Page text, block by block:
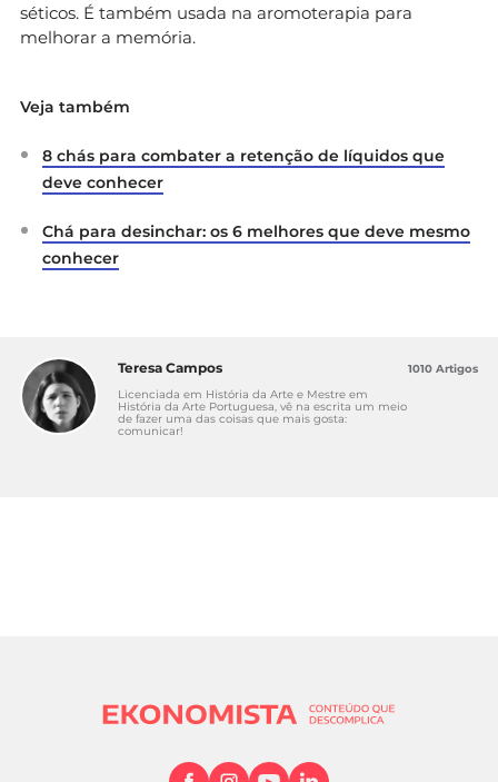
séticos. É também usada na aromoterapia para
melhorar a memória.
Veja também
8 chás para combater a retenção de líquidos que
deve conhecer
Chá para desinchar: os 6 melhores que deve mesmo
conhecer
Teresa Campos
Licenciada em História da Arte e Mestre em
História da Arte Portuguesa, vê na escrita um meio
de fazer uma das coisas que mais gosta:
comunicar!
1010 Artigos